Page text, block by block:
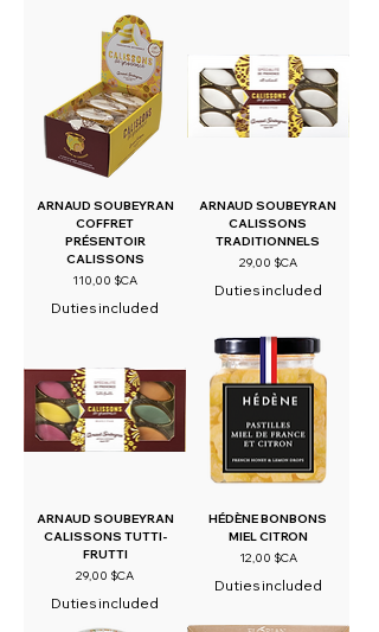
ARNAUD SOUBEYRAN
COFFRET
PRÉSENTOIR
CALISSONS
Prix
110,00 $CA
Duties included
ARNAUD SOUBEYRAN
CALISSONS
TRADITIONNELS
Prix
29,00 $CA
Duties included
ARNAUD SOUBEYRAN
CALISSONS TUTTI-
FRUTTI
Prix
29,00 $CA
Duties included
HÉDÈNE BONBONS
MIEL CITRON
Prix
12,00 $CA
Duties included